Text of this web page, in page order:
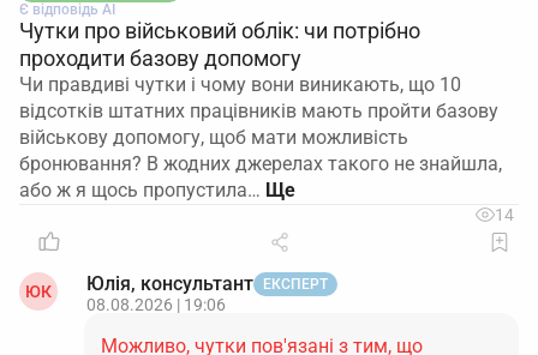
Є відповідь АІ
Чутки про військовий облік: чи потрібно
проходити базову допомогу
Чи правдиві чутки і чому вони виникають, що 10
відсотків штатних працівників мають пройти базову
військову допомогу, щоб мати можливість
бронювання? В жодних джерелах такого не знайшла,
або ж я щось пропустила…
14
ЮК Юлія, консультант ЕКСПЕРТ
08.08.2026 | 19:06
Можливо, чутки пов'язані з тим, що